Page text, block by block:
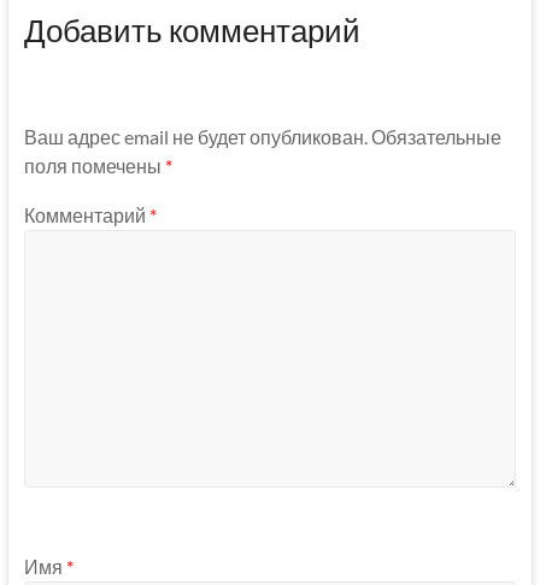
Добавить комментарий
Ваш адрес email не будет опубликован. Обязательные
поля помечены *
Комментарий *
Имя *